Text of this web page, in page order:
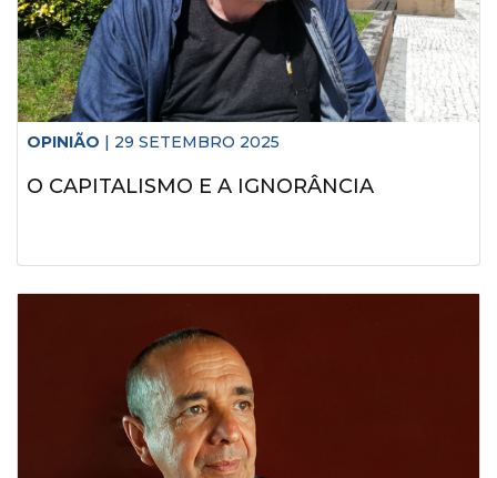
OPINIÃO | 29 SETEMBRO 2025
O CAPITALISMO E A IGNORÂNCIA